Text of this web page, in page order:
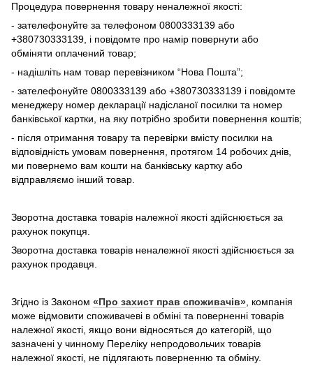
Процедура повернення товару неналежної якості:
- зателефонуйте за телефоном 0800333139 або
+380730333139, і повідомте про намір повернути або
обміняти оплачений товар;
- надішліть нам товар перевізником “Нова Пошта”;
- зателефонуйте 0800333139 або +380730333139 і повідомте
менеджеру номер декларації надісланої посилки та номер
банківської картки, на яку потрібно зробити повернення коштів;
- після отримання товару та перевірки вмісту посилки на
відповідність умовам повернення, протягом 14 робочих днів,
ми повернемо вам кошти на банківську картку або
відправляємо інший товар.
Зворотна доставка товарів належної якості здійснюється за
рахунок покупця.
Зворотна доставка товарів неналежної якості здійснюється за
рахунок продавця.
Згідно із Законом «Про захист прав споживачів», компанія
може відмовити споживачеві в обміні та поверненні товарів
належної якості, якщо вони відносяться до категорій, що
зазначені у чинному Переліку непродовольчих товарів
належної якості, не підлягають поверненню та обміну.